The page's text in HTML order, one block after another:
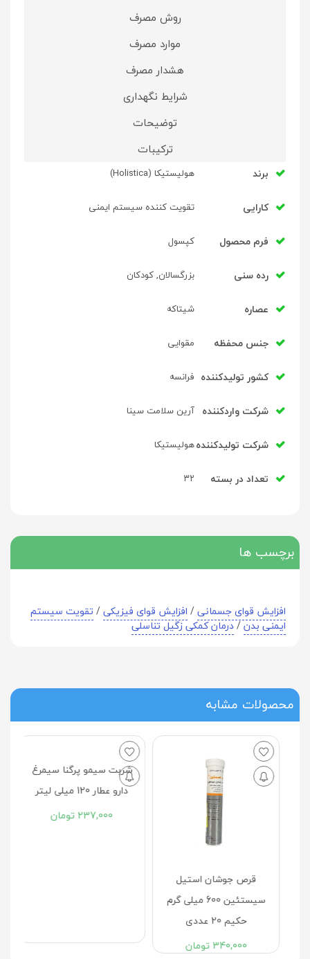
روش مصرف
موارد مصرف
هشدار مصرف
شرایط نگهداری
توضیحات
ترکیبات
برند هولیستیکا (Holistica)
کارایی تقویت کننده سیستم ایمنی
فرم محصول کپسول
رده سنی بزرگسالان, کودکان
عصاره شیتاکه
جنس محفظه مقوایی
کشور تولید‎کننده فرانسه
شرکت وارد‎کننده آرین سلامت سینا
شرکت تولید‎کننده هولیستیکا
تعداد در بسته ۳۲
برچسب ها
افزایش قوای جسمانی/ افزایش قوای فیزیکی/ تقویت سیستم
ایمنی بدن/درمان کمکی زگیل تناسلی
محصولات مشابه
قرص جوشان استيل
سيستئين 600 میلی گرم
حکیم 20 عددی
340,000تومان